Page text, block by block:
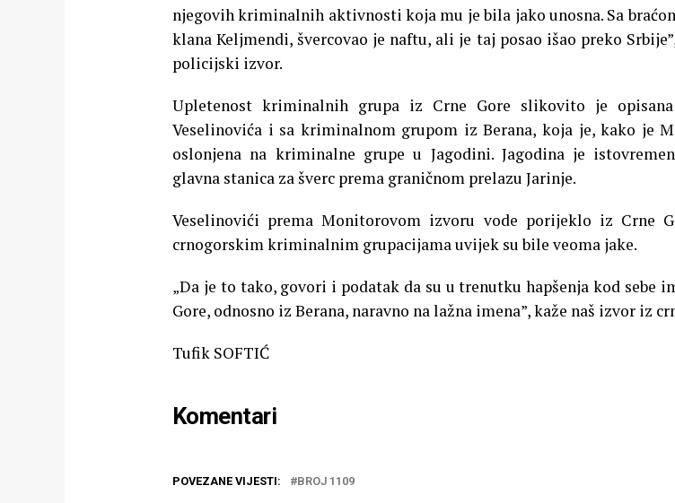
njegovih kriminalnih aktivnosti koja mu je bila jako unosna. Sa
klana Keljmendi, švercovao je naftu, ali je taj posao išao preko
policijski izvor.
Upletenost kriminalnih grupa iz Crne Gore slikovito je opisana
Veselinovića i sa kriminalnom grupom iz Berana, koja je, kako je
oslonjena na kriminalne grupe u Jagodini. Jagodina je
glavna stanica za šverc prema graničnom prelazu Jarinje.
Veselinovići prema Monitorovom izvoru vode porijeklo iz Crne
crnogorskim kriminalnim grupacijama uvijek su bile veoma jake.
„Da je to tako, govori i podatak da su u trenutku hapšenja kod sebe
Gore, odnosno iz Berana, naravno na lažna imena”, kaže naš izvor iz
Tufik SOFTIĆ
Komentari
POVEZANE VIJESTI: BROJ 1109